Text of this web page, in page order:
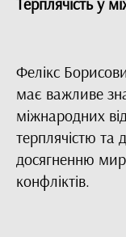
Фелікс
має важливе
міжнародних
терплячістю
досягненню
конфліктів.